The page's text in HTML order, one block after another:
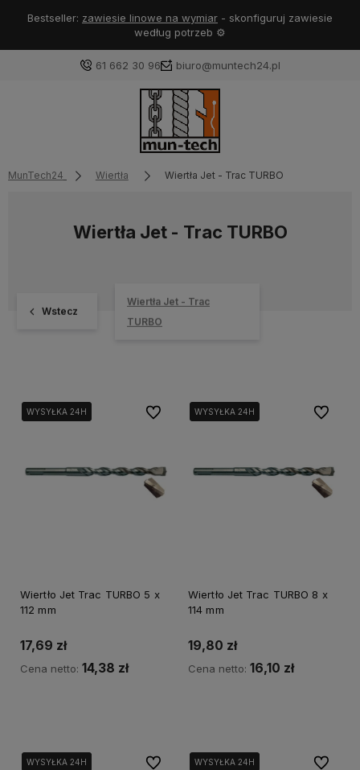
Bestseller: zawiesie linowe na wymiar - skonfiguruj zawiesie
według potrzeb ⚙️
61 662 30 96 biuro@muntech24.pl
MunTech24 Wiertła Wiertła Jet - Trac TURBO
Wiertła Jet - Trac TURBO
Wstecz
Wiertła Jet - Trac
TURBO
WYSYŁKA 24H
WYSYŁKA 24H
Wiertło Jet Trac TURBO 5 x
112 mm
17,69 zł
Cena netto: 14,38 zł
Do ulubionychWYSYŁKA 24H
WYSYŁKA 24H
Wiertło Jet Trac TURBO 8 x
114 mm
19,80 zł
Cena netto: 16,10 zł
Do
WYSYŁKA 24H
WYSYŁKA 24H Do ulubionychWYSYŁKA 24H
WYSYŁKA 24H Do